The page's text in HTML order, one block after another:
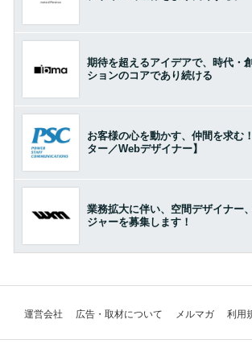
期待を超えるアイデアで、時代・
ションのコアであり続ける
お客様の心を動かす、仲間を求む
ター／Webデザイナー】
業務拡大に伴い、空間デザイナー
ジャーを募集します！
運営会社 広告・取材について メルマガ 利用